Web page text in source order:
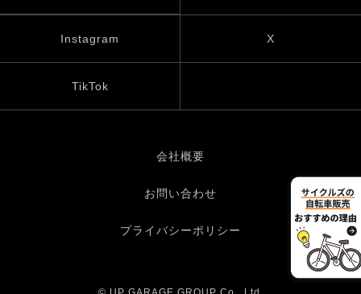
Instagram X
TikTok
会社概要
お問い合わせ
プライバシーポリシー